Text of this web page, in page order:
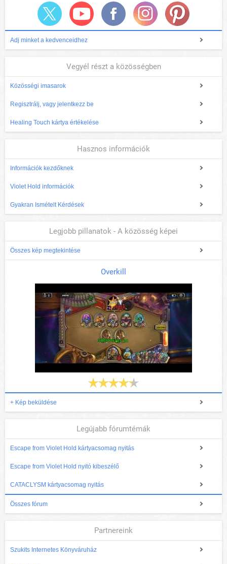
Adj minket a kedvenceidhez
Vegyél részt a közösségben
Közösségi imasarok
Regisztrálj, vagy jelentkezz be
Healing Touch kártya értékelése
Hasznos információk
Információk kezdőknek
Violet Hold információk
Gyakran Ismételt Kérdések
Legjobb pillanatok - A közösség képei
Összes kép megtekintése
Overkill
+ Kép beküldése
Legújabb fórumtémák
Escape from Violet Hold kártyacsomag nyitás
Escape from Violet Hold nyitó kibeszélő
CATACLYSM kártyacsomag nyitás
Összes fórum
Partnereink
Szukits Internetes Könyváruház